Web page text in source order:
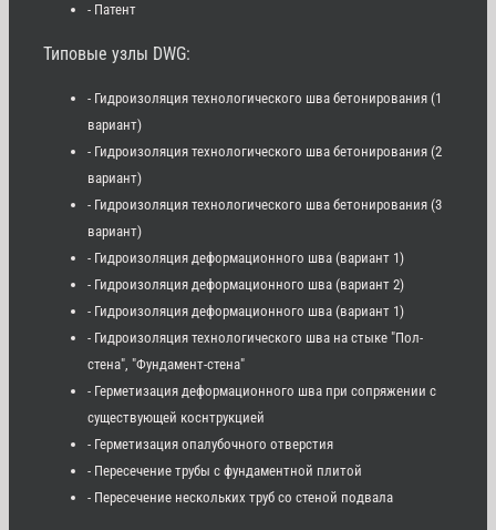
- Патент
Типовые узлы DWG:
- Гидроизоляция технологического шва бетонирования (1
вариант)
- Гидроизоляция технологического шва бетонирования (2
вариант)
- Гидроизоляция технологического шва бетонирования (3
вариант)
- Гидроизоляция деформационного шва (вариант 1)
- Гидроизоляция деформационного шва (вариант 2)
- Гидроизоляция деформационного шва (вариант 1)
- Гидроизоляция технологического шва на стыке "Пол-
стена", "Фундамент-стена"
- Герметизация деформационного шва при сопряжении с
существующей коснтрукцией
- Герметизация опалубочного отверстия
- Пересечение трубы с фундаментной плитой
- Пересечение нескольких труб со стеной подвала